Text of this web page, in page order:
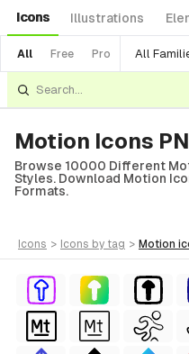
Icons Illustrations
All Free Pro All
Motion Icons
Browse 10000 Different
Styles. Download Motion
Formats.
icons > icons by tag > motion